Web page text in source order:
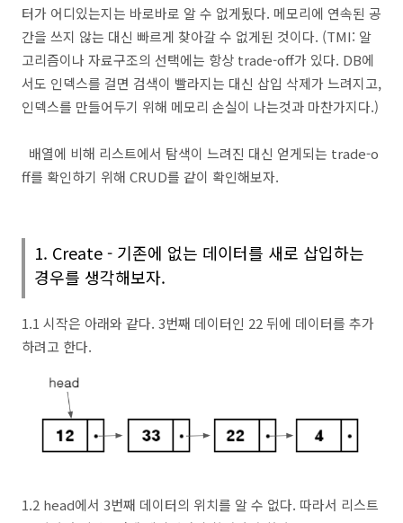
터가 어디있는지는 바로바로 알 수 없게됬다. 메모리에 연속된 공
간을 쓰지 않는 대신 빠르게 찾아갈 수 없게된 것이다. (TMI: 알
고리즘이나 자료구조의 선택에는 항상 trade-off가 있다. DB에
서도 인덱스를 걸면 검색이 빨라지는 대신 삽입 삭제가 느려지고,
인덱스를 만들어두기 위해 메모리 손실이 나는것과 마찬가지다.)
배열에 비해 리스트에서 탐색이 느려진 대신 얻게되는 trade-o
ff를 확인하기 위해 CRUD를 같이 확인해보자.
1. Create - 기존에 없는 데이터를 새로 삽입하는
경우를 생각해보자.
1.1 시작은 아래와 같다. 3번째 데이터인 22 뒤에 데이터를 추가
하려고 한다.
1.2 head에서 3번째 데이터의 위치를 알 수 없다. 따라서 리스트